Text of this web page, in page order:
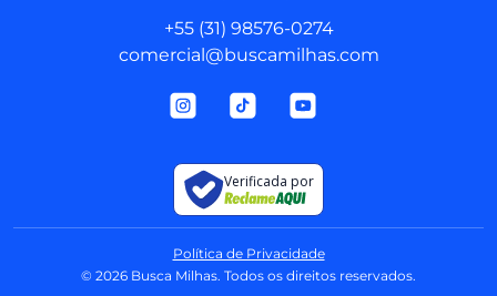
+55 (31) 98576‑0274
comercial@buscamilhas.com
Verificada por
Política de Privacidade
© 2026 Busca Milhas. Todos os direitos reservados.